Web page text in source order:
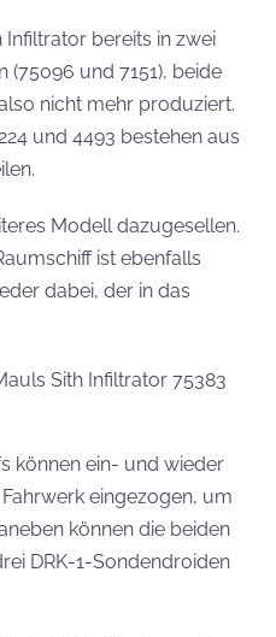
Infiltrator bereits in zwei
(75096 und 7151), beide
nicht mehr produziert.
und 4493 bestehen aus
Modell dazugesellen.
ist ebenfalls
dabei, der in das
können ein- und wieder
eingezogen, um
können die beiden
DRK-1-Sondendroiden